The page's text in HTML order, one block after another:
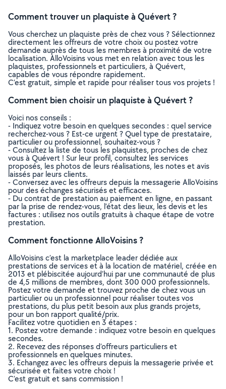
Comment trouver un plaquiste à Quévert ?
Vous cherchez un plaquiste près de chez vous ? Sélectionnez
directement les offreurs de votre choix ou postez votre
demande auprès de tous les membres à proximité de votre
localisation. AlloVoisins vous met en relation avec tous les
plaquistes, professionnels et particuliers, à Quévert,
capables de vous répondre rapidement.
C’est gratuit, simple et rapide pour réaliser tous vos projets !
Comment bien choisir un plaquiste à Quévert ?
Voici nos conseils :
- Indiquez votre besoin en quelques secondes : quel service
recherchez-vous ? Est-ce urgent ? Quel type de prestataire,
particulier ou professionnel, souhaitez-vous ?
- Consultez la liste de tous les plaquistes, proches de chez
vous à Quévert ! Sur leur profil, consultez les services
proposés, les photos de leurs réalisations, les notes et avis
laissés par leurs clients.
- Conversez avec les offreurs depuis la messagerie AlloVoisins
pour des échanges sécurisés et efficaces.
- Du contrat de prestation au paiement en ligne, en passant
par la prise de rendez-vous, l’état des lieux, les devis et les
factures : utilisez nos outils gratuits à chaque étape de votre
prestation.
Comment fonctionne AlloVoisins ?
AlloVoisins c’est la marketplace leader dédiée aux
prestations de services et à la location de matériel, créée en
2013 et plébiscitée aujourd’hui par une communauté de plus
de 4,5 millions de membres, dont 300 000 professionnels.
Postez votre demande et trouvez proche de chez vous un
particulier ou un professionnel pour réaliser toutes vos
prestations, du plus petit besoin aux plus grands projets,
pour un bon rapport qualité/prix.
Facilitez votre quotidien en 3 étapes :
1. Postez votre demande : indiquez votre besoin en quelques
secondes.
2. Recevez des réponses d’offreurs particuliers et
professionnels en quelques minutes.
3. Echangez avec les offreurs depuis la messagerie privée et
sécurisée et faites votre choix !
C’est gratuit et sans commission !